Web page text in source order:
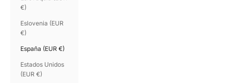
€)
Eslovenia (EUR
€)
España (EUR €)
Estados Unidos
(EUR €)